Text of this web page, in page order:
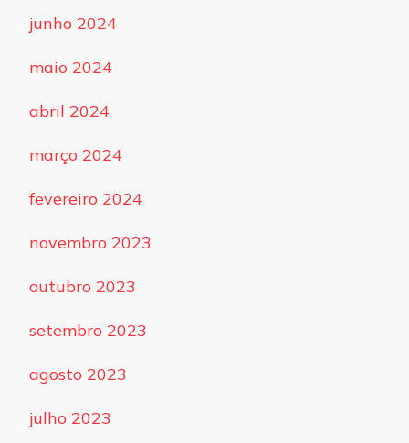
junho 2024
maio 2024
abril 2024
março 2024
fevereiro 2024
novembro 2023
outubro 2023
setembro 2023
agosto 2023
julho 2023